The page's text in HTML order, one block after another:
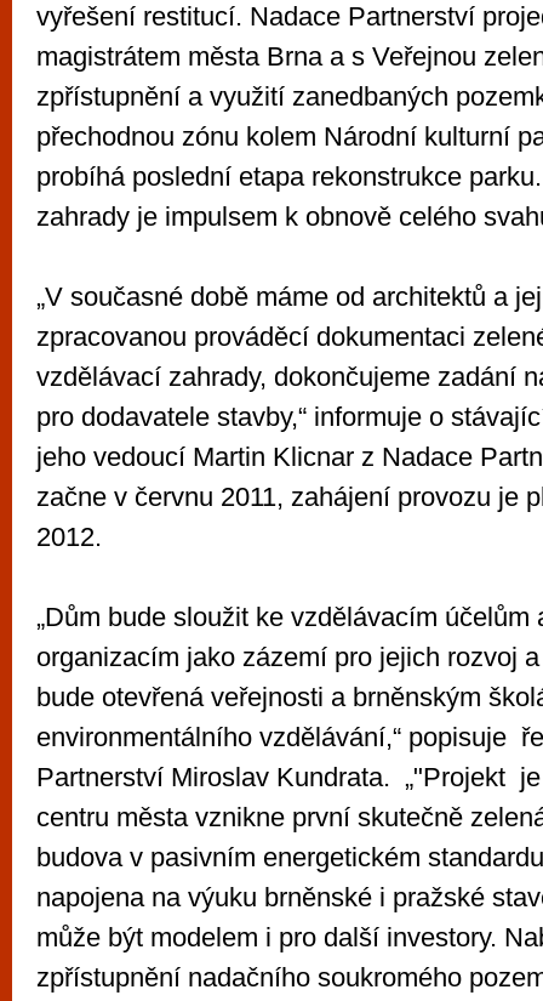
vyřešení restitucí. Nadace Partnerství
magistrátem města Brna a s Veřejnou
zpřístupnění a využití zanedbaných
přechodnou zónu kolem Národní kulturní
probíhá poslední etapa rekonstrukce
zahrady je impulsem k obnově celého
„V současné době máme od architektů a
zpracovanou prováděcí dokumentaci
vzdělávací zahrady, dokončujeme zadání
pro dodavatele stavby,“ informuje o
jeho vedoucí Martin Klicnar z Nadace
začne v červnu 2011, zahájení provozu je
2012.
„Dům bude sloužit ke vzdělávacím účelům
organizacím jako zázemí pro jejich rozvoj
bude otevřená veřejnosti a brněnským
environmentálního vzdělávání,“ popisuje
Partnerství Miroslav Kundrata. „"Projekt
centru města vznikne první skutečně
budova v pasivním energetickém
napojena na výuku brněnské i pražské
může být modelem i pro další investory.
zpřístupnění nadačního soukromého